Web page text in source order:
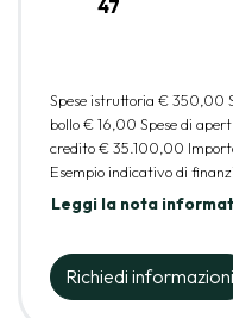
47
Spese istruttoria € 350,00
bollo€ 16,00 Spese di
credito€ 35.100,00
Esempio indicativo di
Leggi la nota
Richiedi informazioni